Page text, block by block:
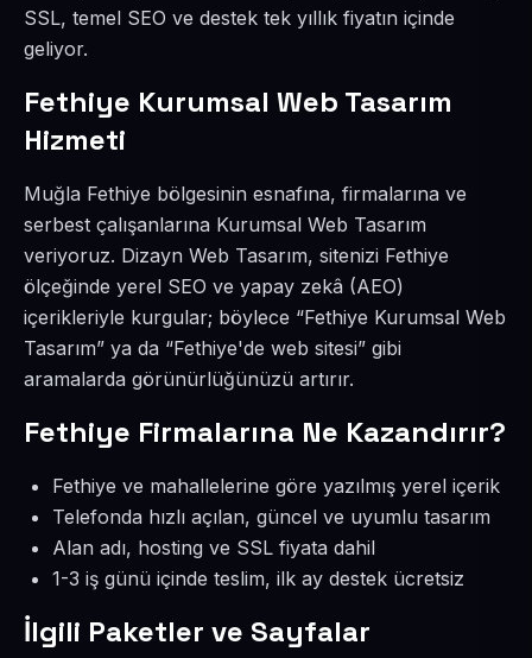
SSL, temel SEO ve destek tek yıllık fiyatın içinde
geliyor.
Fethiye Kurumsal Web Tasarım
Hizmeti
Muğla Fethiye bölgesinin esnafına, firmalarına ve
serbest çalışanlarına Kurumsal Web Tasarım
veriyoruz. Dizayn Web Tasarım, sitenizi Fethiye
ölçeğinde yerel SEO ve yapay zekâ (AEO)
içerikleriyle kurgular; böylece “Fethiye Kurumsal Web
Tasarım” ya da “Fethiye'de web sitesi” gibi
aramalarda görünürlüğünüzü artırır.
Fethiye Firmalarına Ne Kazandırır?
Fethiye ve mahallelerine göre yazılmış yerel içerik
Telefonda hızlı açılan, güncel ve uyumlu tasarım
Alan adı, hosting ve SSL fiyata dahil
1-3 iş günü içinde teslim, ilk ay destek ücretsiz
İlgili Paketler ve Sayfalar